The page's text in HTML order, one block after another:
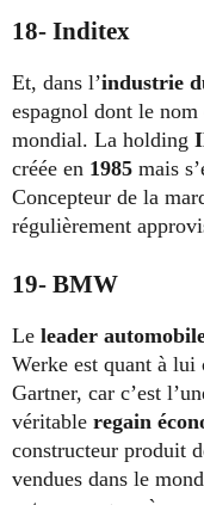
18- Inditex
Et, dans l’industrie
espagnol dont le nom
mondial. La holding
créée en 1985 mais
Concepteur de la
régulièrement
19- BMW
Le leader
Werke est quant à lui
Gartner, car c’est
véritable regain
constructeur produit
vendues dans le